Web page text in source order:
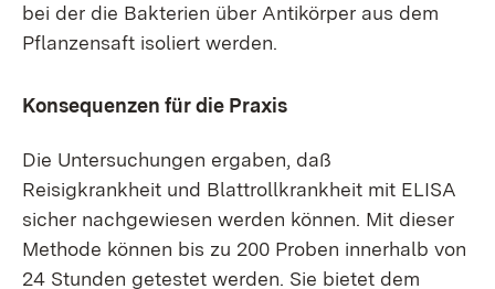
bei der die Bakterien über Antikörper aus dem
Pflanzensaft isoliert werden.
Konsequenzen für die Praxis
Die Untersuchungen ergaben, daß
Reisigkrankheit und Blattrollkrankheit mit ELISA
sicher nachgewiesen werden können. Mit dieser
Methode können bis zu 200 Proben innerhalb von
24 Stunden getestet werden. Sie bietet dem